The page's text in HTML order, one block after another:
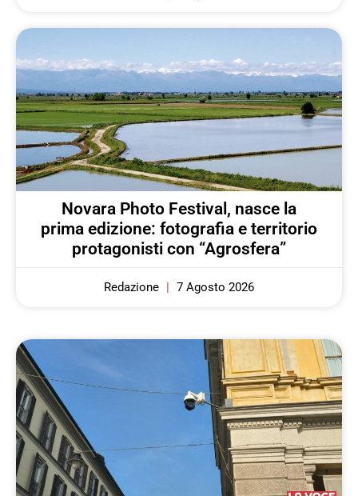
Novara Photo Festival, nasce la
prima edizione: fotografia e territorio
protagonisti con “Agrosfera”
Redazione 7 Agosto 2026